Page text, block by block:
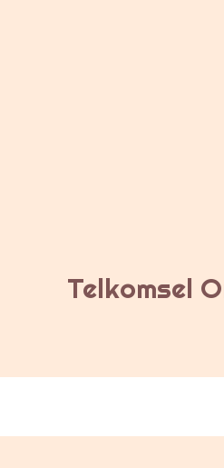
Telkomsel